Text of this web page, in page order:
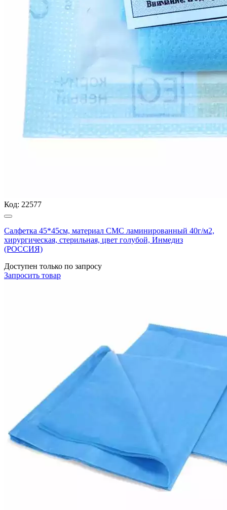
Код: 22577
Салфетка 45*45см, материал СМС ламинированный 40г/м2,
хирургическая, стерильная, цвет голубой, Инмедиз
(РОССИЯ)
Доступен только по запросу
Запросить товар